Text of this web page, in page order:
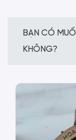
BẠN CÓ
KHÔNG?